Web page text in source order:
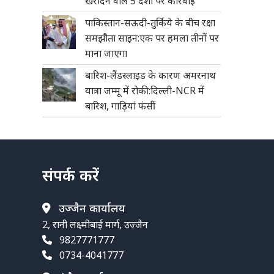
पाकिस्तान-सऊदी-तुर्किये के बीच रक्षा
समझौता साइन:एक पर हमला तीनों पर
माना जाएगा
बारिश-लैंडस्लाइड के कारण अमरनाथ
यात्रा जम्मू में रोकी:दिल्ली-NCR में
बारिश, गाड़ियां फंसीं
संपर्क करें
उज्जैन कार्यालय
2, रानी लक्ष्मीबाई मार्ग, उज्जैन
9827771777
0734-4041777